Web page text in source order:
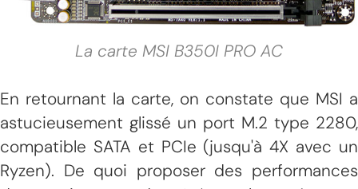
La carte MSI B350I PRO AC
En retournant la carte, on constate que MSI a
astucieusement glissé un port M.2 type 2280,
compatible SATA et PCIe (jusqu'à 4X avec un
Ryzen). De quoi proposer des performances